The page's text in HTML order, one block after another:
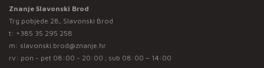
Znanje Slavonski Brod
Trg pobjede 28, Slavonski Brod
t: +385 35 295 258
m: slavonski.brod@znanje.hr
rv: pon - pet 08:00 - 20:00 ; sub 08:00 – 14:00